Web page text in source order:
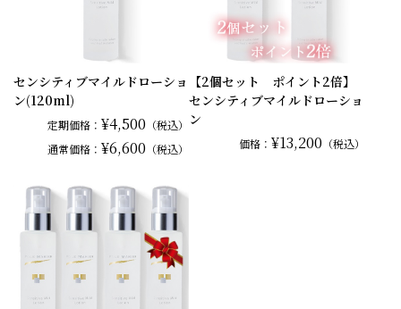
センシティブマイルドローショ
ン(120ml)
定期価格： ¥4,500 （税込）
通常価格： ¥6,600 （税込）
【2個セット ポイント2倍】
センシティブマイルドローショ
ン
価格： ¥13,200 （税込）